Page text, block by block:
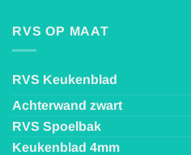
RVS OP MAAT
RVS Keukenblad
Achterwand zwart
RVS Spoelbak
Keukenblad 4mm